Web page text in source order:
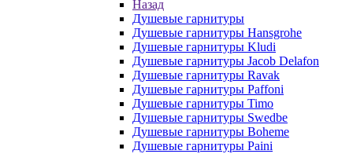
Назад
Душевые гарнитуры
Душевые гарнитуры Hansgrohe
Душевые гарнитуры Kludi
Душевые гарнитуры Jacob Delafon
Душевые гарнитуры Ravak
Душевые гарнитуры Paffoni
Душевые гарнитуры Timo
Душевые гарнитуры Swedbe
Душевые гарнитуры Boheme
Душевые гарнитуры Paini